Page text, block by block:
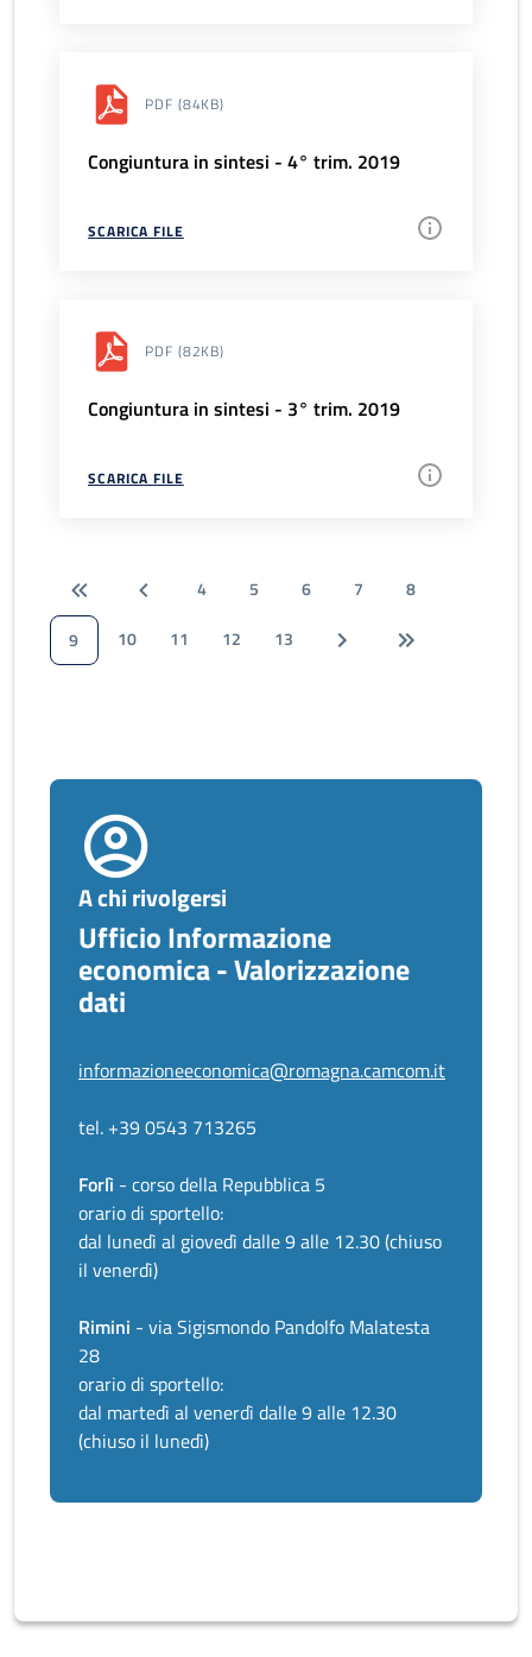
PDF (84KB)
Congiuntura in sintesi - 4° trim. 2019
SCARICA FILE
PDF (82KB)
Congiuntura in sintesi - 3° trim. 2019
SCARICA FILE
4 5 6 7
8
9
10 11 12 13
A chi rivolgersi
Ufficio Informazione
economica - Valorizzazione
dati
informazioneeconomica@romagna.camcom.it
tel. +39 0543 713265
Forlì - corso della Repubblica 5
orario di sportello:
dal lunedì al giovedì dalle 9 alle 12.30 (chiuso
il venerdì)
Rimini - via Sigismondo Pandolfo Malatesta
28
orario di sportello:
dal martedì al venerdì dalle 9 alle 12.30
(chiuso il lunedì)